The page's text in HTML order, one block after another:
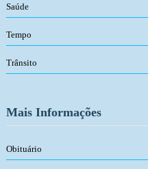
Saúde
Tempo
Trânsito
Mais Informações
Obituário